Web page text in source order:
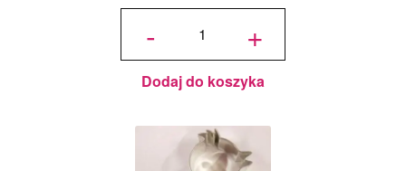
-
ilość Zestaw
Jajka (3 szt.) +
Dodaj do koszyka